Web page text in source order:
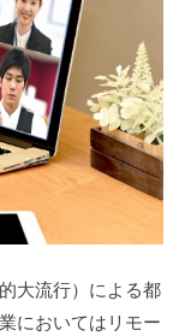
的大流行）による都
においてはリモー